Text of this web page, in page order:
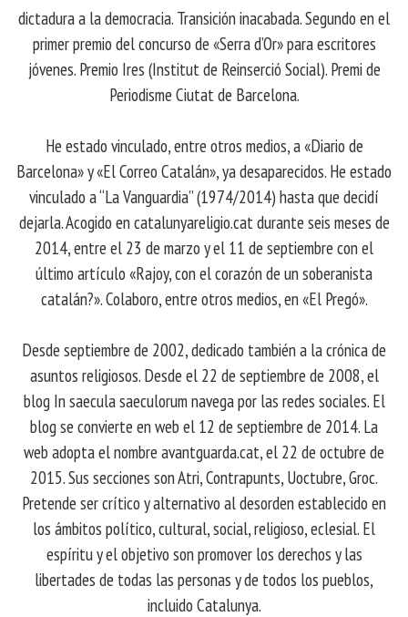
dictadura a la democracia. Transición inacabada. Segundo en el
primer premio del concurso de «Serra d’Or» para escritores
jóvenes. Premio Ires (Institut de Reinserció Social). Premi de
Periodisme Ciutat de Barcelona.
He estado vinculado, entre otros medios, a «Diario de
Barcelona» y «El Correo Catalán», ya desaparecidos. He estado
vinculado a “La Vanguardia” (1974/2014) hasta que decidí
dejarla. Acogido en catalunyareligio.cat durante seis meses de
2014, entre el 23 de marzo y el 11 de septiembre con el
último artículo «Rajoy, con el corazón de un soberanista
catalán?». Colaboro, entre otros medios, en «El Pregó».
Desde septiembre de 2002, dedicado también a la crónica de
asuntos religiosos. Desde el 22 de septiembre de 2008, el
blog In saecula saeculorum navega por las redes sociales. El
blog se convierte en web el 12 de septiembre de 2014. La
web adopta el nombre avantguarda.cat, el 22 de octubre de
2015. Sus secciones son Atri, Contrapunts, Uoctubre, Groc.
Pretende ser crítico y alternativo al desorden establecido en
los ámbitos político, cultural, social, religioso, eclesial. El
espíritu y el objetivo son promover los derechos y las
libertades de todas las personas y de todos los pueblos,
incluido Catalunya.